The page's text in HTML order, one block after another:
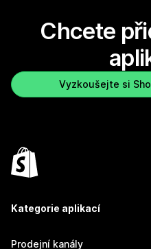
Chcete
Vyzkoušejte si
Kategorie aplikací
Prodejní kanály